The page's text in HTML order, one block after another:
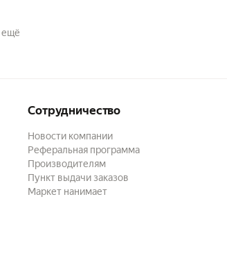
ещё
Сотрудничество
Новости компании
Реферальная программа
Производителям
Пункт выдачи заказов
Маркет нанимает